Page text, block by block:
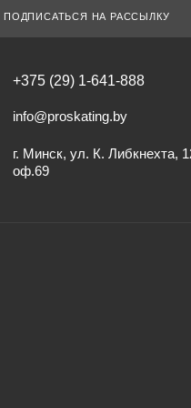
ПОДПИСАТЬСЯ НА РАССЫЛКУ
+375 (29) 1-641-888
info@proskating.by
г. Минск, ул. К. Либкнехта,
оф.69